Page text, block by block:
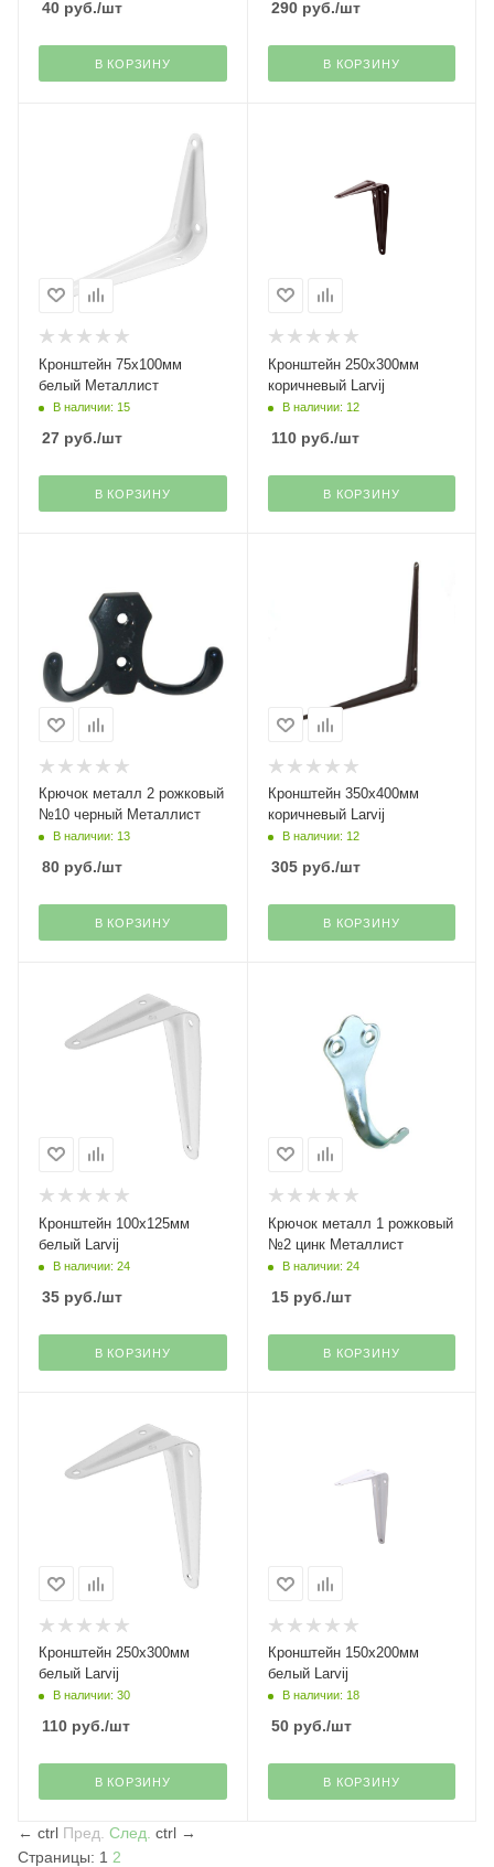
40 руб./шт
В КОРЗИНУ
290руб./шт
В КОРЗИНУ
Кронштейн 75х100мм
белый Металлист
В наличии: 15
27 руб./шт
В КОРЗИНУ
Кронштейн 250х300мм
коричневый Larvij
В наличии: 12
110руб./шт
В КОРЗИНУ
Крючок металл 2 рожковый
№10 черный Металлист
В наличии: 13
80 руб./шт
В КОРЗИНУ
Кронштейн 350х400мм
коричневый Larvij
В наличии: 12
305руб./шт
В КОРЗИНУ
Кронштейн 100х125мм
белый Larvij
В наличии: 24
35 руб./шт
В КОРЗИНУ
Крючок металл 1 рожковый
№2 цинк Металлист
В наличии: 24
15руб./шт
В КОРЗИНУ
Кронштейн 250х300мм
белый Larvij
В наличии: 30
110 руб./шт
В КОРЗИНУ
Кронштейн 150х200мм
белый Larvij
В наличии: 18
50руб./шт
В КОРЗИНУ
← ctrl Пред. След. ctrl →
Страницы: 1 2